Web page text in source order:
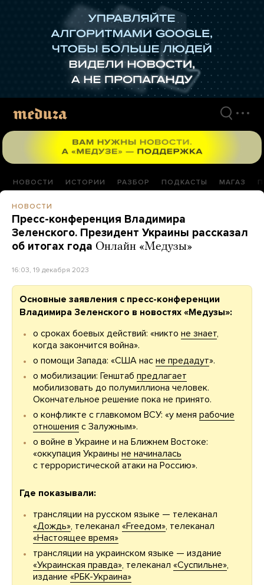
НОВОСТИ ИСТОРИИ РАЗБОР ПОДКАСТЫ МАГАЗ
НОВОСТИ
Пресс-конференция Владимира
Зеленского. Президент Украины рассказал
об итогах года Онлайн «Медузы»
16:03, 19 декабря 2023
Основные заявления с пресс-конференции
Владимира Зеленского в новостях «Медузы»:
о сроках боевых действий: «никто не знает,
когда закончится война».
о помощи Запада: «США нас не предадут».
о мобилизации: Генштаб предлагает
мобилизовать до полумиллиона человек.
Окончательное решение пока не принято.
о конфликте с главкомом ВСУ: «у меня рабочие
отношения с Залужным».
о войне в Украине и на Ближнем Востоке:
«оккупация Украины не начиналась
с террористической атаки на Россию».
Где показывали:
трансляции на русском языке — телеканал
«Дождь», телеканал «Freeдом», телеканал
«Настоящее время»
трансляции на украинском языке — издание
«Украинская правда», телеканал «Суспильне»,
издание «РБК-Украина»